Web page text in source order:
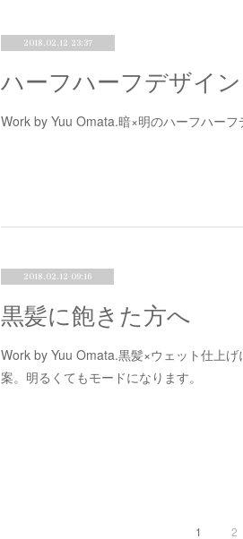
2018.02.12 23:37
ハーフハーフデザイン
Work by Yuu Omata.暗×明のハーフハーフ
2018.02.12 09:16
黒髪に飽きた方へ
Work by Yuu Omata.黒髪×ウェット仕上
案。明るくてもモードになります。
1 2